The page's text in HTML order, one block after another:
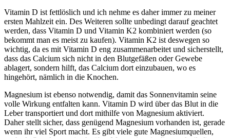
Vitamin D ist fettlöslich und ich nehme es daher immer zu meiner
ersten Mahlzeit ein. Des Weiteren sollte unbedingt darauf geachtet
werden, dass Vitamin D und Vitamin K2 kombiniert werden (so
bekommt man es meist zu kaufen). Vitamin K2 ist deswegen so
wichtig, da es mit Vitamin D eng zusammenarbeitet und sicherstellt,
dass das Calcium sich nicht in den Blutgefäßen oder Gewebe
ablagert, sondern hilft, das Calcium dort einzubauen, wo es
hingehört, nämlich in die Knochen.
Magnesium ist ebenso notwendig, damit das Sonnenvitamin seine
volle Wirkung entfalten kann. Vitamin D wird über das Blut in die
Leber transportiert und dort mithilfe von Magnesium aktiviert.
Daher stellt sicher, dass genügend Magnesium vorhanden ist, gerade
wenn ihr viel Sport macht. Es gibt viele gute Magnesiumquellen,